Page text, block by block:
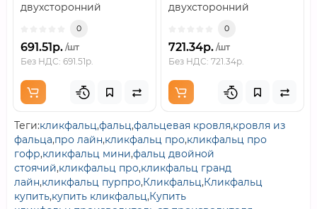
двухсторонний
0
691.51р. /шт
Без НДС: 691.51р.
двухсторонний
0
721.34р. /шт
Без НДС: 721.34р.
Теги:кликфальц,фальц,фальцевая кровля,кровля из
фальца,про лайн,кликфальц про,кликфальц про
гофр,кликфальц мини,фальц двойной
стоячий,кликфальц про,кликфальц гранд
лайн,кликфальц пурпро,Кликфальц,Кликфальц
купить,купить кликфальц,Купить